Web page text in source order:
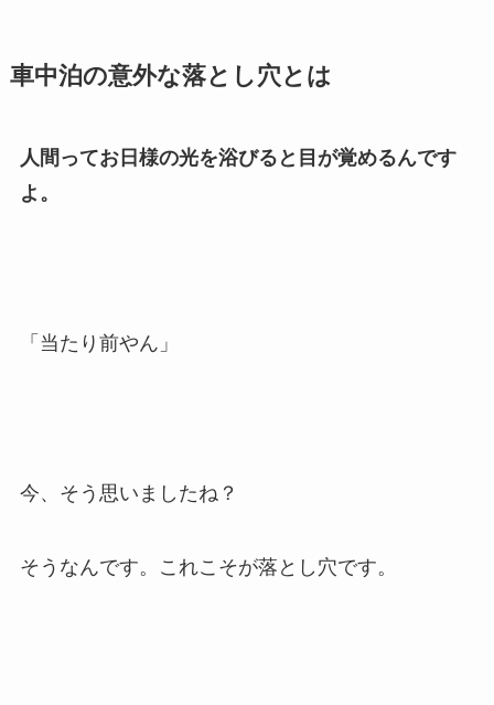
車中泊の意外な落とし穴とは
人間ってお日様の光を浴びると目が覚めるんです
よ。
「当たり前やん」
今、そう思いましたね？
そうなんです。これこそが落とし穴です。